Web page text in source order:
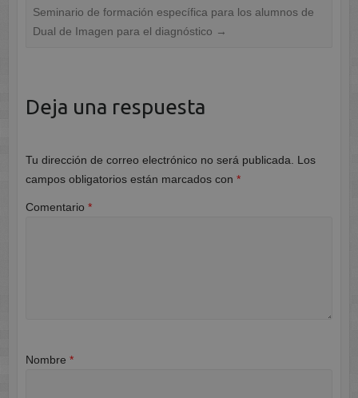
Seminario de formación específica para los alumnos de
Dual de Imagen para el diagnóstico →
Deja una respuesta
Tu dirección de correo electrónico no será publicada.
Los
campos obligatorios están marcados con *
Comentario *
Nombre *